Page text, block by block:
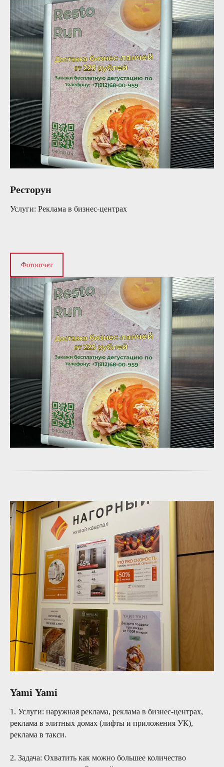
Ресторун
Услуги: Реклама в бизнес-центрах
Фотоотчет
Yami Yami
1. Услуги: наружная реклама, реклама в бизнес-центрах,
реклама в элитных домах (лифты и приложения УК),
реклама в такси.
2. Задача: Охватить как можно большее количество